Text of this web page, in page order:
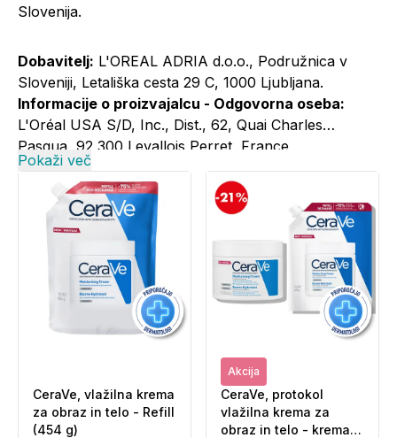
Slovenija.
Dobavitelj: L'OREAL ADRIA d.o.o., Podružnica v
Sloveniji, Letališka cesta 29 C, 1000 Ljubljana.
Informacije o proizvajalcu - Odgovorna oseba:
L'Oréal USA S/D, Inc., Dist., 62, Quai Charles
Pasqua, 92 300 Levallois Perret, France
Informacije o proizvajalcu - Elektronski kontaktni
naslov:+386 1 5800 981; cerave@si.oaccare.com;
cena je obračunana po ceniku operaterja//
www.cerave.si
Pokaži več
CeraVe, vlažilna krema
za obraz in telo - Refill
(454 g)
Akcija
CeraVe, protokol
vlažilna krema za
obraz in telo - krema +